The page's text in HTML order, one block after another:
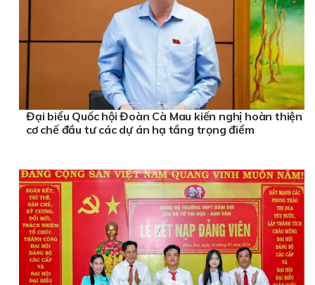
Đại biểu Quốc hội Đoàn Cà Mau kiến nghị hoàn thiện
cơ chế đầu tư các dự án hạ tầng trọng điểm